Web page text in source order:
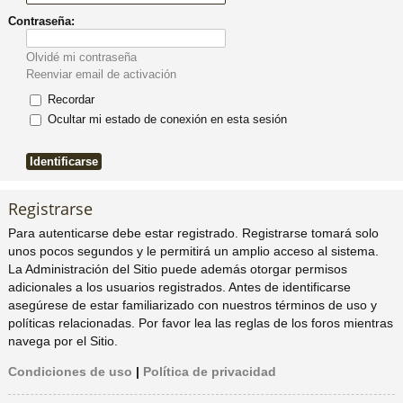
pi
do
o
s
Contraseña:
Olvidé mi contraseña
Reenviar email de activación
Recordar
Ocultar mi estado de conexión en esta sesión
Registrarse
Para autenticarse debe estar registrado. Registrarse tomará solo
unos pocos segundos y le permitirá un amplio acceso al sistema.
La Administración del Sitio puede además otorgar permisos
adicionales a los usuarios registrados. Antes de identificarse
asegúrese de estar familiarizado con nuestros términos de uso y
políticas relacionadas. Por favor lea las reglas de los foros mientras
navega por el Sitio.
Condiciones de uso | Política de privacidad